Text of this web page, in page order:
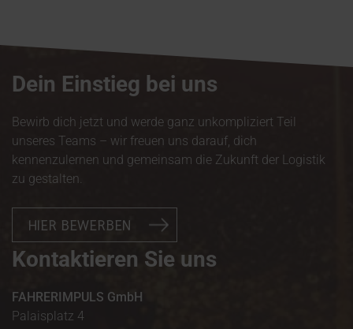
Dein Einstieg bei uns
Bewirb dich jetzt und werde ganz unkompliziert Teil
unseres Teams – wir freuen uns darauf, dich
kennenzulernen und gemeinsam die Zukunft der Logistik
zu gestalten.
HIER BEWERBEN
Kontaktieren Sie uns
FAHRERIMPULS GmbH
Palaisplatz 4